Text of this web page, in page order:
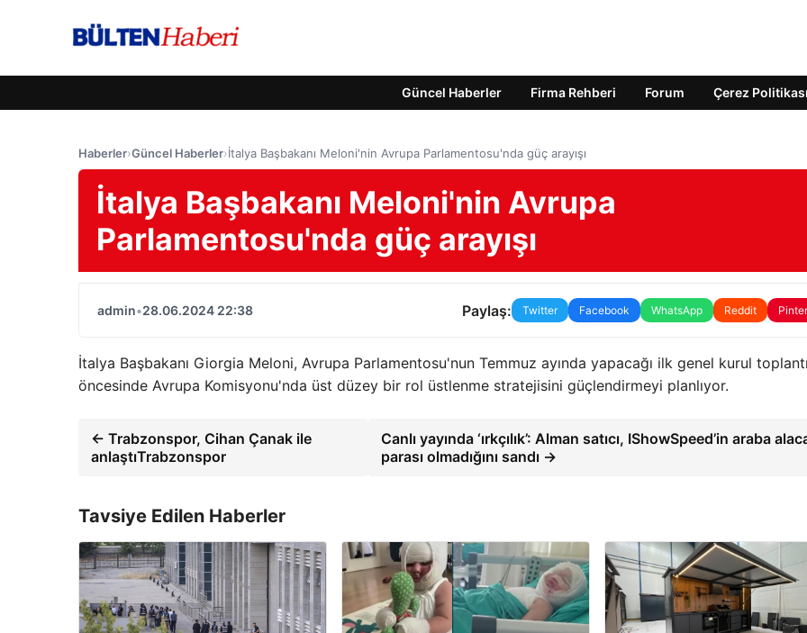
Güncel Haberler Firma Rehberi Forum Çerez Politikası
Haberler›Güncel Haberler›İtalya Başbakanı Meloni'nin Avrupa Parlamentosu'nda güç arayışı
İtalya Başbakanı Meloni'nin Avrupa
Parlamentosu'nda güç arayışı
admin•28.06.2024 22:38 Paylaş: Twitter Facebook WhatsApp Reddit
İtalya Başbakanı Giorgia Meloni, Avrupa Parlamentosu'nun Temmuz ayında yapacağı ilk genel kurul
öncesinde Avrupa Komisyonu'nda üst düzey bir rol üstlenme stratejisini güçlendirmeyi planlıyor.
← Trabzonspor, Cihan Çanak ile
anlaştıTrabzonspor
Canlı yayında ‘ırkçılık’: Alman satıcı, IShowSpeed’in araba
parası olmadığını sandı →
Tavsiye Edilen Haberler